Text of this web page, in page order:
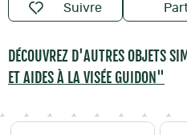
Suivre
DÉCOUVREZ D'AUTRES OBJETS
ET AIDES À LA VISÉE GUIDON"